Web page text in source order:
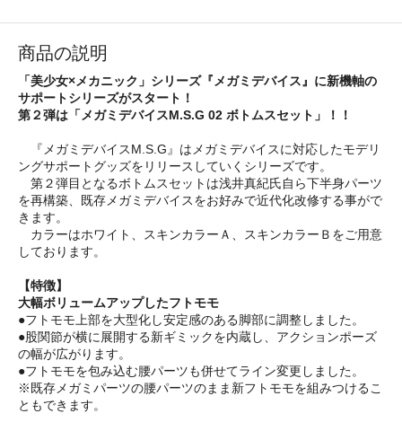
商品の説明
「美少女×メカニック」シリーズ『メガミデバイス』に新機軸の
サポートシリーズがスタート！
第２弾は「メガミデバイスM.S.G 02 ボトムスセット」！！
『メガミデバイスM.S.G』はメガミデバイスに対応したモデリ
ングサポートグッズをリリースしていくシリーズです。
第２弾目となるボトムスセットは浅井真紀氏自ら下半身パーツ
を再構築、既存メガミデバイスをお好みで近代化改修する事がで
きます。
カラーはホワイト、スキンカラーＡ、スキンカラーＢをご用意
しております。
【特徴】
大幅ボリュームアップしたフトモモ
●フトモモ上部を大型化し安定感のある脚部に調整しました。
●股関節が横に展開する新ギミックを内蔵し、アクションポーズ
の幅が広がります。
●フトモモを包み込む腰パーツも併せてライン変更しました。
※既存メガミパーツの腰パーツのまま新フトモモを組みつけるこ
ともできます。